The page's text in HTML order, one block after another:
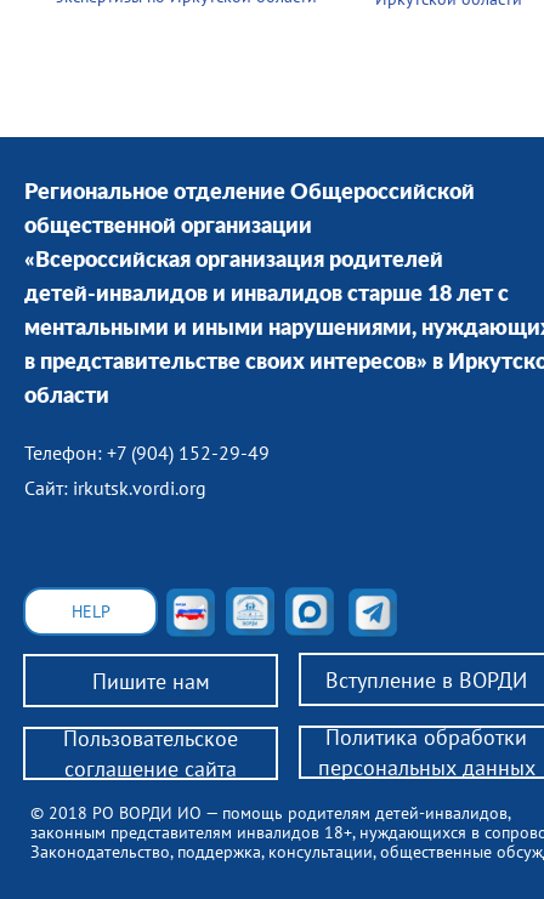
Региональное отделение Общероссийской
общественной организации
«Всероссийская организация родителей
детей-инвалидов и инвалидов старше 18 лет с
ментальными и иными нарушениями,
в представительстве своих интересов» в
области
Телефон: +7 (904) 152-29-49
Сайт: irkutsk.vordi.org
Пишите нам Вступление в ВОРДИ
© 2018 РО ВОРДИ ИО — помощь родителям детей-инвалидов,
законным представителям инвалидов 18+, нуждающихся в
Законодательство, поддержка, консультации, общественные
HELP
Пользовательское
соглашение сайта
Политика обработки
персональных данных